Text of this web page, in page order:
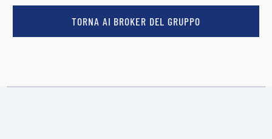
TORNA AI BROKER DEL GRUPPO